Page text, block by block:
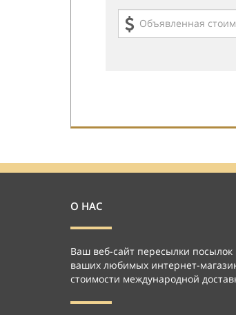
О НАС
Ваш веб-сайт пересылки
ваших любимых интернет-
стоимости международной